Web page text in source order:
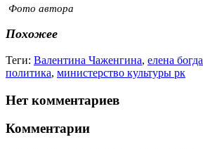
Фото автора
Похожее
Теги: Валентина Чаженгина, елена
политика, министерство культуры рк
Нет комментариев
Комментарии